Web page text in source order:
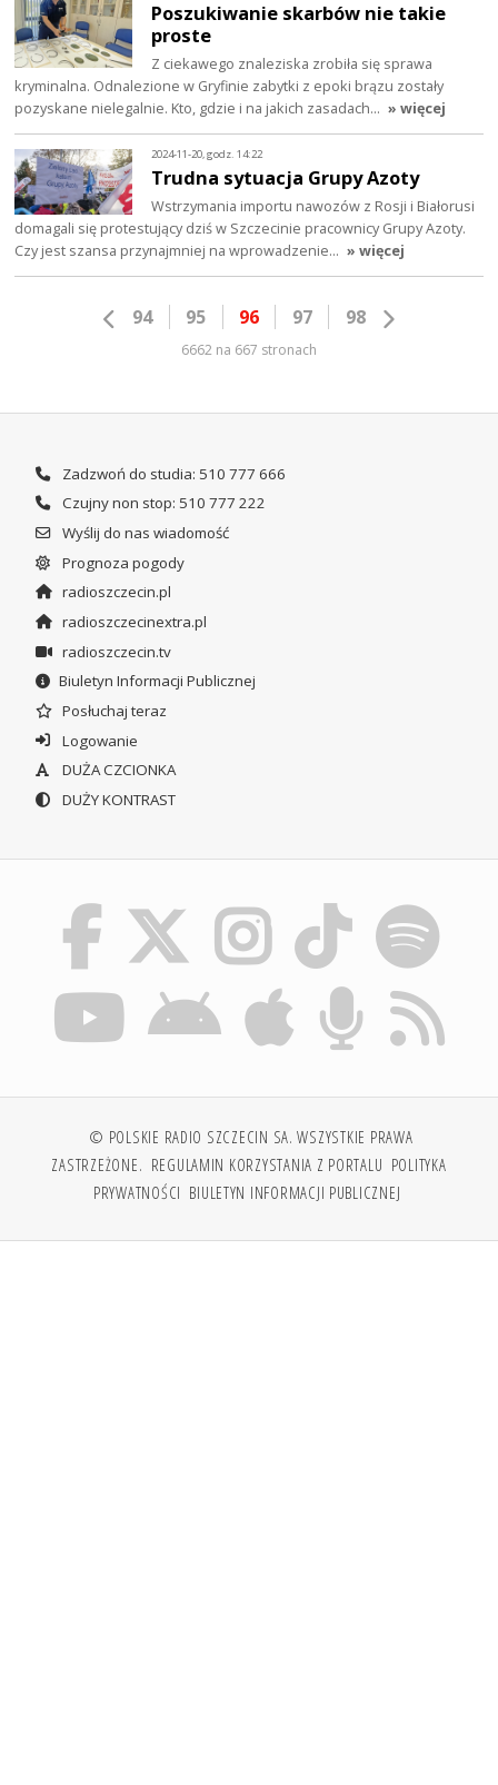
Poszukiwanie skarbów nie takie
proste
Z ciekawego znaleziska zrobiła się sprawa
kryminalna. Odnalezione w Gryfinie zabytki z epoki brązu zostały
pozyskane nielegalnie. Kto, gdzie i na jakich zasadach… » więcej
2024-11-20, godz. 14:22
Trudna sytuacja Grupy Azoty
Wstrzymania importu nawozów z Rosji i Białorusi
domagali się protestujący dziś w Szczecinie pracownicy Grupy Azoty.
Czy jest szansa przynajmniej na wprowadzenie… » więcej
94 95 96 97 98
6662 na 667 stronach
Zadzwoń do studia: 510 777 666
Czujny non stop: 510 777 222
Wyślij do nas wiadomość
Prognoza pogody
radioszczecin.pl
radioszczecinextra.pl
radioszczecin.tv
Biuletyn Informacji Publicznej
Posłuchaj teraz
Logowanie
DUŻA CZCIONKA
DUŻY KONTRAST
© POLSKIE RADIO SZCZECIN SA. WSZYSTKIE PRAWA
ZASTRZEŻONE. REGULAMIN KORZYSTANIA Z PORTALU POLITYKA
PRYWATNOŚCI BIULETYN INFORMACJI PUBLICZNEJ